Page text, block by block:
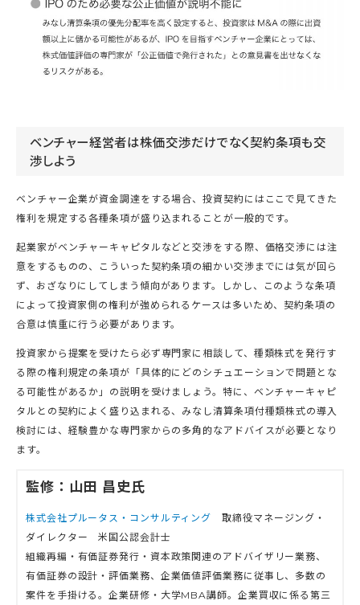
ベンチャー経営者は株価交渉だけでなく契約条項も交
渉しよう
ベンチャー企業が資金調達をする場合、投資契約にはここで見てきた
権利を規定する各種条項が盛り込まれることが一般的です。
起業家がベンチャーキャピタルなどと交渉をする際、価格交渉には注
意をするものの、こういった契約条項の細かい交渉までには気が回ら
ず、おざなりにしてしまう傾向があります。しかし、このような条項
によって投資家側の権利が強められるケースは多いため、契約条項の
合意は慎重に行う必要があります。
投資家から提案を受けたら必ず専門家に相談して、種類株式を発行す
る際の権利規定の条項が「具体的にどのシチュエーションで問題とな
る可能性があるか」の説明を受けましょう。特に、ベンチャーキャピ
タルとの契約によく盛り込まれる、みなし清算条項付種類株式の導入
検討には、経験豊かな専門家からの多角的なアドバイスが必要となり
ます。
監修：山田 昌史氏
株式会社プルータス・コンサルティング 取締役マネージング・
ダイレクター 米国公認会計士
組織再編・有価証券発行・資本政策関連のアドバイザリー業務、
有価証券の設計・評価業務、企業価値評価業務に従事し、多数の
案件を手掛ける。企業研修・大学MBA講師。企業買収に係る第三